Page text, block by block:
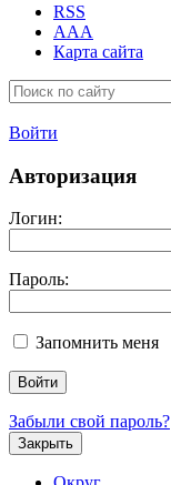
RSS
AAA
Карта сайта
Войти
Авторизация
Логин:
Пароль:
Запомнить меня
Забыли свой пароль?
Закрыть